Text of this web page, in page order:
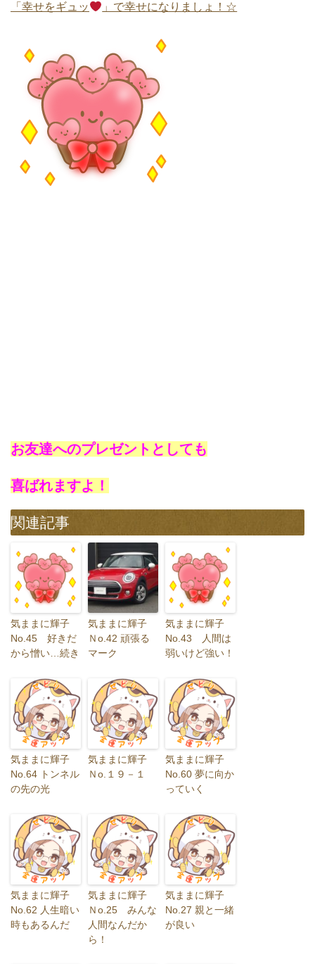
「幸せをギュッ 」で幸せになりましょ！☆
お友達へのプレゼントとしても
喜ばれますよ！
関連記事
気ままに輝子
No.45 好きだ
から憎い…続き
気ままに輝子
Ｎo.42 頑張る
マーク
気ままに輝子
No.43 人間は
弱いけど強い！
気ままに輝子
No.64 トンネル
の先の光
気ままに輝子
Ｎo.１９－１
気ままに輝子
No.60 夢に向か
っていく
気ままに輝子
No.62 人生暗い
時もあるんだ
気ままに輝子
Ｎo.25 みんな
人間なんだか
ら！
気ままに輝子
No.27 親と一緒
が良い